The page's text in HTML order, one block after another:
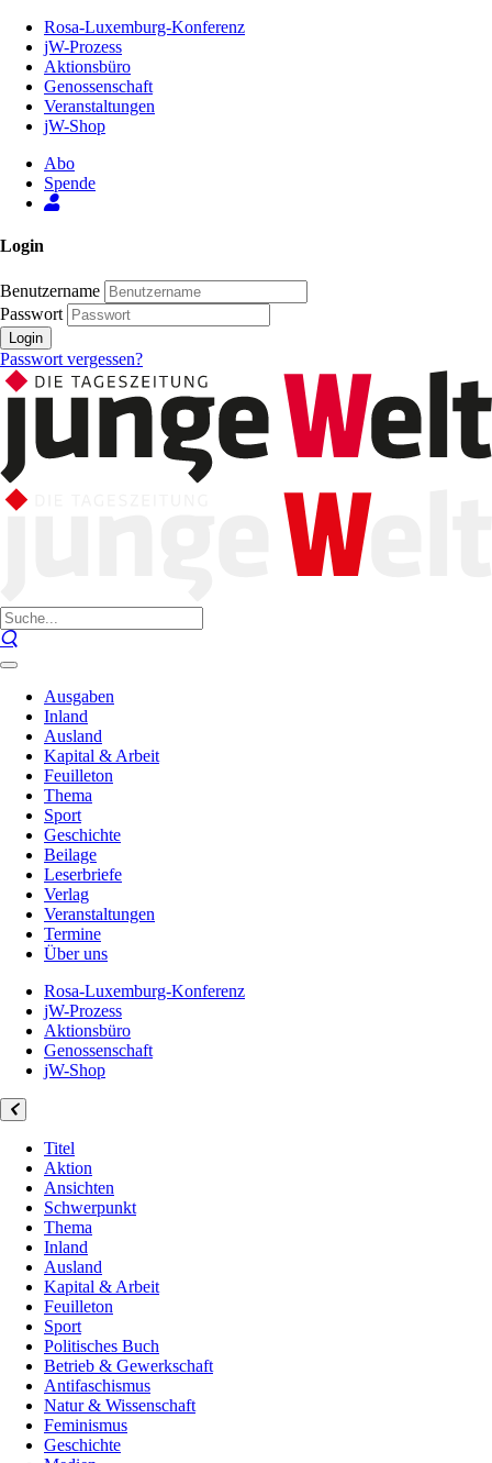
Inhalt
Seite
Rosa-Luxemburg-Konferenz
jW-Prozess
Aktionsbüro
Genossenschaft
Veranstaltungen
jW-Shop
Abo
Spende
Login
Benutzername
Passwort
Login
Passwort vergessen?
Ausgaben
Inland
Ausland
Kapital & Arbeit
Feuilleton
Thema
Sport
Geschichte
Beilage
Leserbriefe
Verlag
Veranstaltungen
Termine
Über uns
Rosa-Luxemburg-Konferenz
jW-Prozess
Aktionsbüro
Genossenschaft
jW-Shop
Titel
Aktion
Ansichten
Schwerpunkt
Thema
Inland
Ausland
Kapital & Arbeit
Feuilleton
Sport
Politisches Buch
Betrieb & Gewerkschaft
Antifaschismus
Natur & Wissenschaft
Feminismus
Geschichte